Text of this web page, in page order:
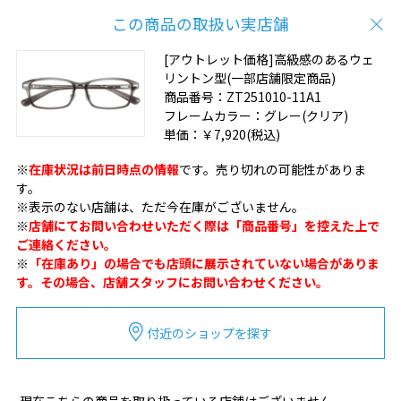
この商品の取扱い実店舗
[アウトレット価格]高級感のあるウェ
リントン型(一部店舗限定商品)
商品番号： ZT251010-11A1
フレームカラー： グレー(クリア)
単価： ￥7,920(税込)
※在庫状況は前日時点の情報です。売り切れの可能性がありま
す。
※表示のない店舗は、ただ今在庫がございません。
※店舗にてお問い合わせいただく際は「商品番号」を控えた上で
ご連絡ください。
※ 「在庫あり」の場合でも店頭に展示されていない場合がありま
す。その場合、店舗スタッフにお問い合わせください。
付近のショップを探す